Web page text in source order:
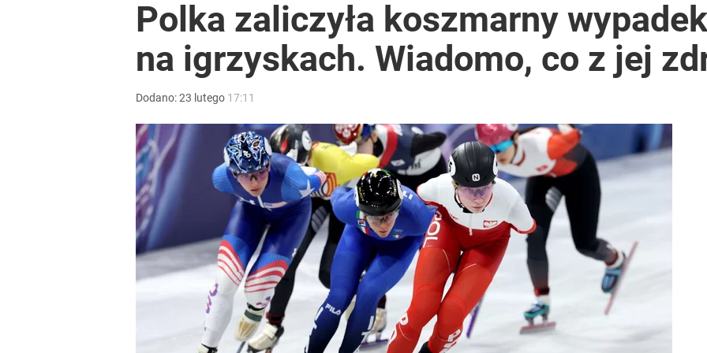
Polka zaliczyła koszmarny wypadek
na igrzyskach. Wiadomo, co z jej
Dodano:23 lutego 17:11